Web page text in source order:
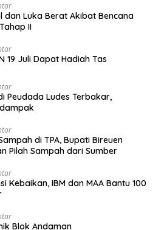
dan Luka Berat Akibat Bencana
II
19 Juli Dapat Hadiah Tas
Peudada Ludes Terbakar,
di TPA, Bupati Bireuen
Pilah Sampah dari Sumber
Kebaikan, IBM dan MAA Bantu 100
Blok Andaman